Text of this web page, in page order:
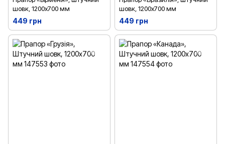
шовк, 1200х700 мм
449 грн
шовк, 1200х700 мм
449 грн